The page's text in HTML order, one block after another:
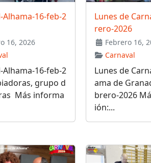
Alhama-16-feb-2
16, 2026
Alhama-16-feb-2
grupo d
Más informa
Lunes de
rero-2026
Febrero 16,
Carnaval
Lunes de
ama de
brero-2026
ión:...